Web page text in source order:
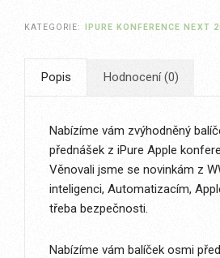
balíček
všech
přednášek
KATEGORIE: IPURE KONFERENCE NEXT
Popis Hodnocení (0)
Nabízíme vám zvýhodněný
přednášek z iPure Apple
Věnovali jsme se novinkám z
inteligenci, Automatizacím,
třeba bezpečnosti.
Nabízíme vám balíček osmi